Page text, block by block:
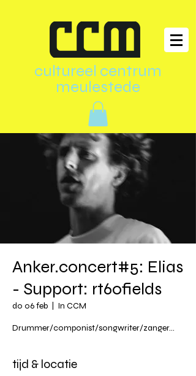
cultureel centrum
meulestede
Anker.concert#5: Elias
- Support: rt60fields
do 06 feb In CCM
Drummer/componist/songwriter/zanger...
tijd & locatie